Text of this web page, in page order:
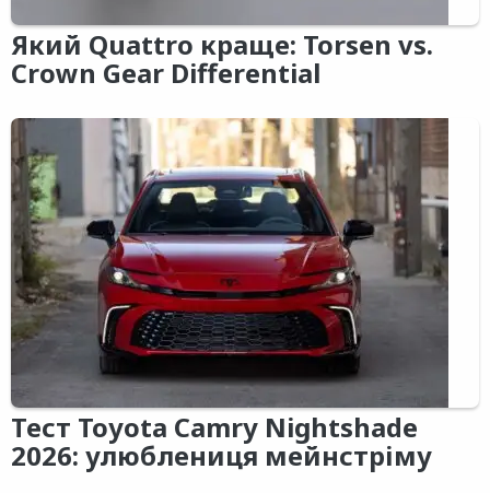
Який Quattro краще: Torsen vs.
Crown Gear Differential
Тест Toyota Camry Nightshade
2026: улюблениця мейнстріму